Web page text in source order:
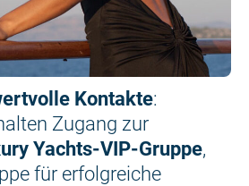
Kontakte:
Zugang zur
Yachts-VIP-Gruppe,
für erfolgreiche